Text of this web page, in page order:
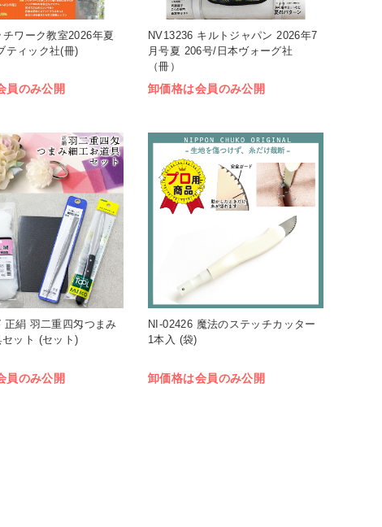
ワーク教室2026年夏
ティック社(冊)
員のみ公開
NV13236 キルトジャパン 2026年7
月号夏 206号/日本ヴォーグ社
（冊）
卸価格は会員のみ公開
正絹 羽二重四匁つまみ
ット (セット)
員のみ公開
NI-02426 魔法のステッチカッター
1本入 (袋)
卸価格は会員のみ公開